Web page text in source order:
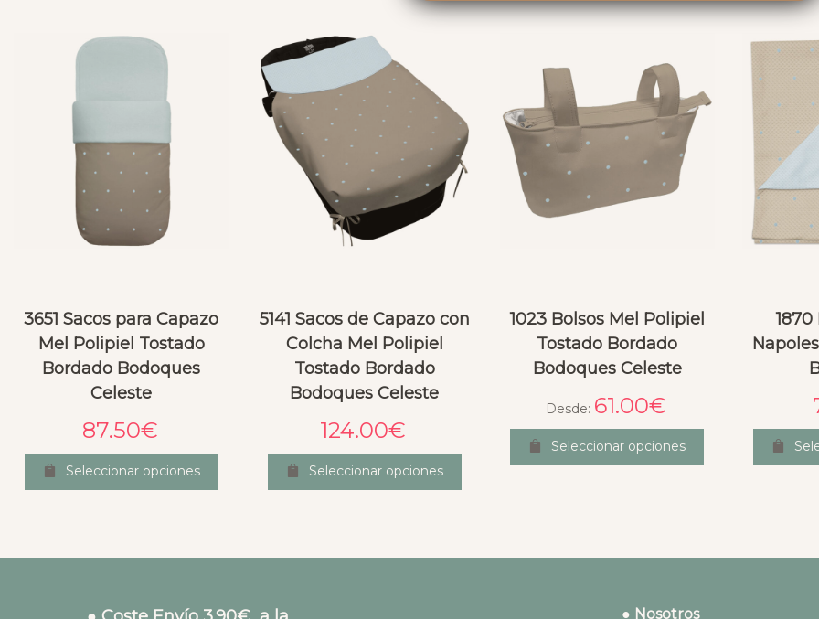
3651 Sacos para Capazo
Mel Polipiel Tostado
Bordado Bodoques
Celeste
87.50€
Seleccionar opciones
5141 Sacos de Capazo con
Colcha Mel Polipiel
Tostado Bordado
Bodoques Celeste
124.00€
Seleccionar opciones
1023 Bolsos Mel Polipiel
Tostado Bordado
Bodoques Celeste
Desde: 61.00€
Seleccionar opciones
● Nosotros